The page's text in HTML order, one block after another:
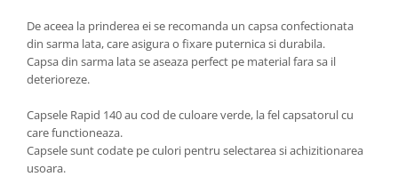
De aceea la prinderea ei se recomanda un capsa confectionata
din sarma lata, care asigura o fixare puternica si durabila.
Capsa din sarma lata se aseaza perfect pe material fara sa il
deterioreze.
Capsele Rapid 140 au cod de culoare verde, la fel capsatorul cu
care functioneaza.
Capsele sunt codate pe culori pentru selectarea si achizitionarea
usoara.